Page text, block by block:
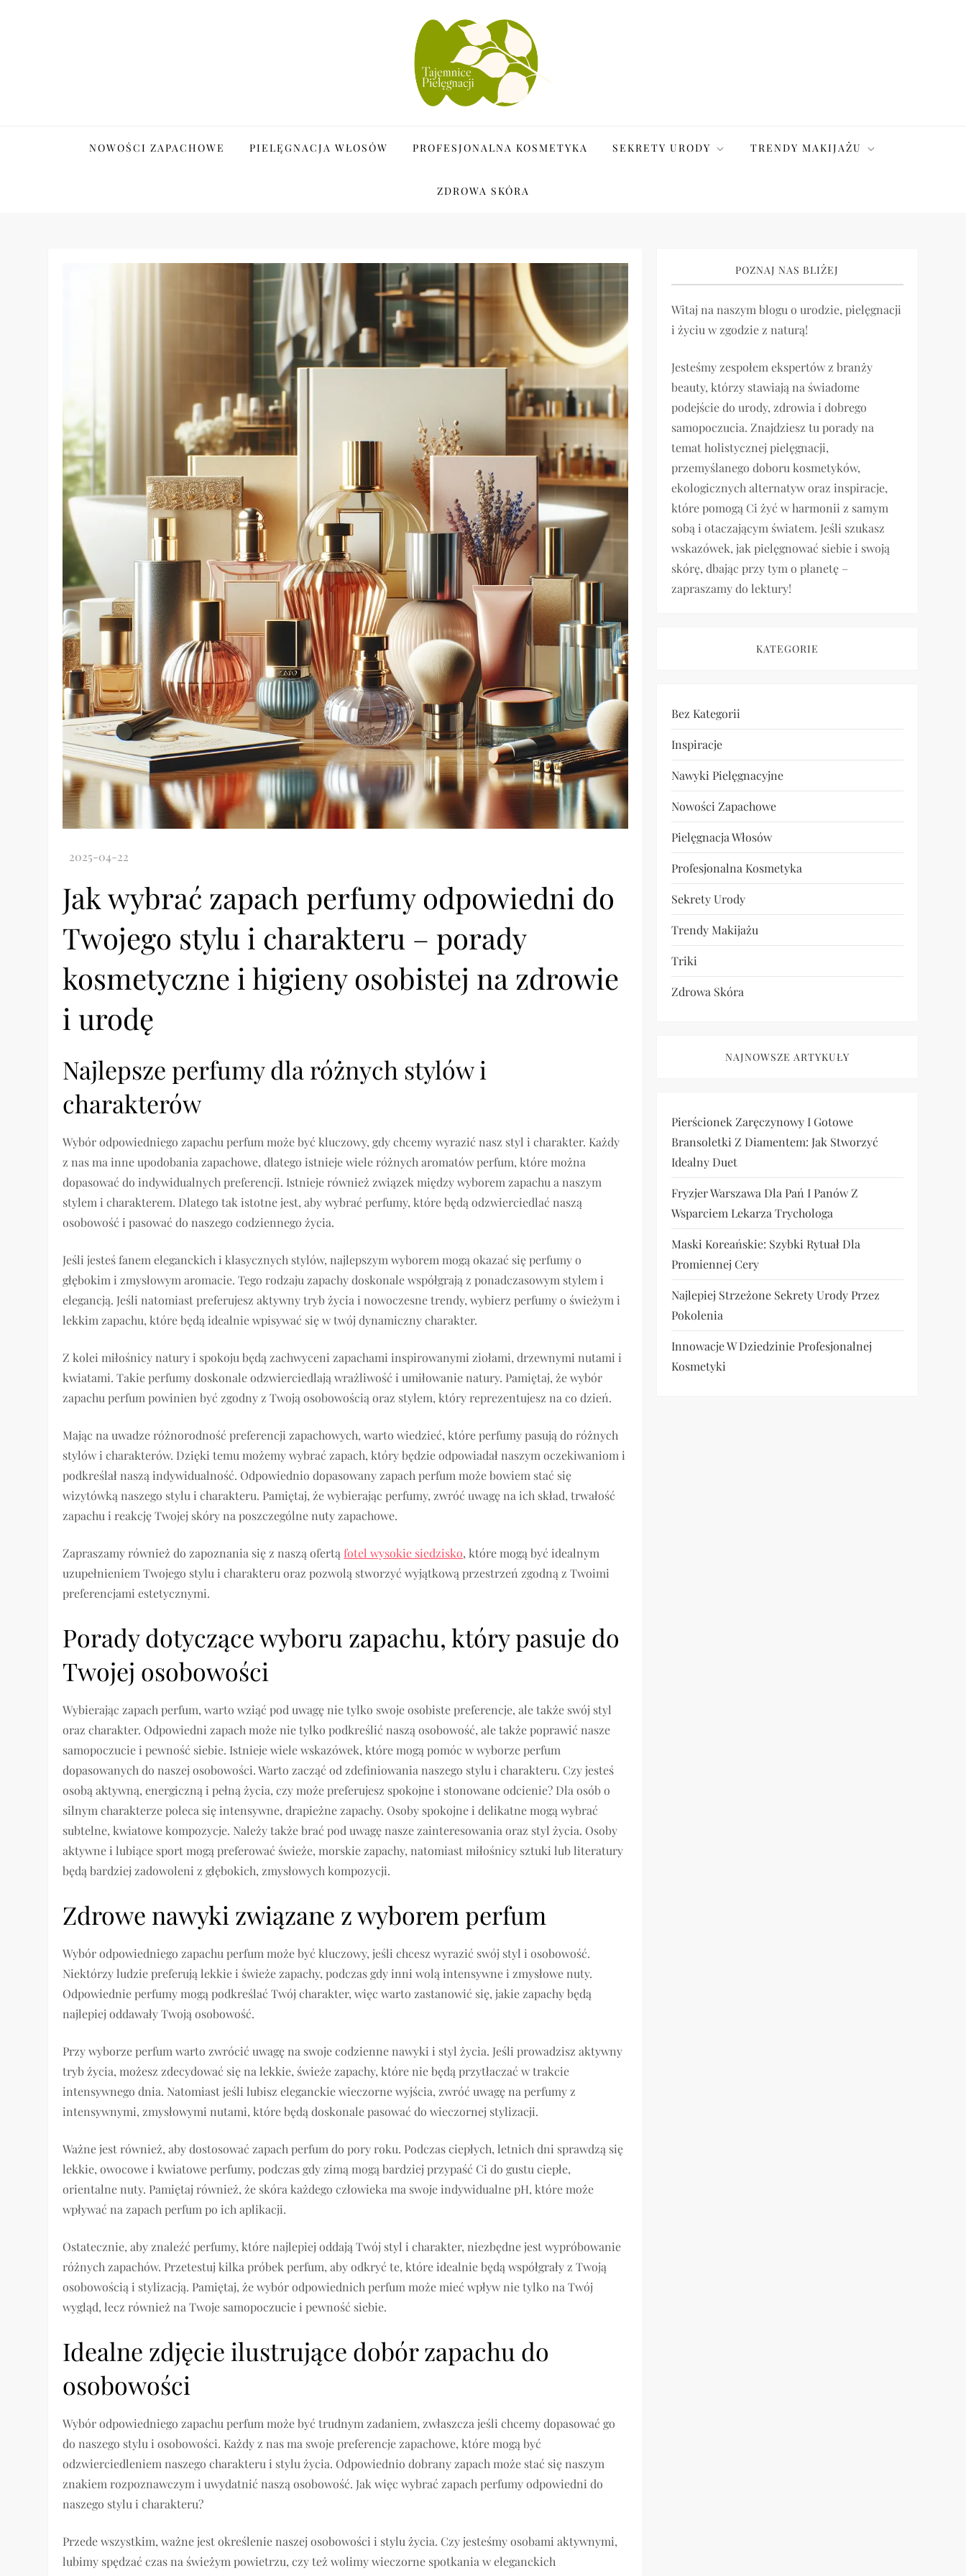
NOWOŚCI ZAPACHOWE PIELĘGNACJA WŁOSÓW PROFESJONALNA KOSMETYKA SEKRETY URODY TRENDY MAKIJAŻU
ZDROWA SKÓRA
Jak wybrać zapach perfumy odpowiedni do
Twojego stylu i charakteru – porady
kosmetyczne i higieny osobistej na zdrowie
i urodę
Najlepsze perfumy dla różnych stylów i
charakterów
Wybór odpowiedniego zapachu perfum może być kluczowy, gdy chcemy wyrazić nasz styl i charakter. Każdy
z nas ma inne upodobania zapachowe, dlatego istnieje wiele różnych aromatów perfum, które można
dopasować do indywidualnych preferencji. Istnieje również związek między wyborem zapachu a naszym
stylem i charakterem. Dlatego tak istotne jest, aby wybrać perfumy, które będą odzwierciedlać naszą
osobowość i pasować do naszego codziennego życia.
Jeśli jesteś fanem eleganckich i klasycznych stylów, najlepszym wyborem mogą okazać się perfumy o
głębokim i zmysłowym aromacie. Tego rodzaju zapachy doskonale współgrają z ponadczasowym stylem i
elegancją. Jeśli natomiast preferujesz aktywny tryb życia i nowoczesne trendy, wybierz perfumy o świeżym i
lekkim zapachu, które będą idealnie wpisywać się w twój dynamiczny charakter.
Z kolei miłośnicy natury i spokoju będą zachwyceni zapachami inspirowanymi ziołami, drzewnymi nutami i
kwiatami. Takie perfumy doskonale odzwierciedlają wrażliwość i umiłowanie natury. Pamiętaj, że wybór
zapachu perfum powinien być zgodny z Twoją osobowością oraz stylem, który reprezentujesz na co dzień.
Mając na uwadze różnorodność preferencji zapachowych, warto wiedzieć, które perfumy pasują do różnych
stylów i charakterów. Dzięki temu możemy wybrać zapach, który będzie odpowiadał naszym oczekiwaniom i
podkreślał naszą indywidualność. Odpowiednio dopasowany zapach perfum może bowiem stać się
wizytówką naszego stylu i charakteru. Pamiętaj, że wybierając perfumy, zwróć uwagę na ich skład, trwałość
zapachu i reakcję Twojej skóry na poszczególne nuty zapachowe.
Zapraszamy również do zapoznania się z naszą ofertą fotel wysokie siedzisko, które mogą być idealnym
uzupełnieniem Twojego stylu i charakteru oraz pozwolą stworzyć wyjątkową przestrzeń zgodną z Twoimi
preferencjami estetycznymi.
Porady dotyczące wyboru zapachu, który pasuje do
Twojej osobowości
Wybierając zapach perfum, warto wziąć pod uwagę nie tylko swoje osobiste preferencje, ale także swój styl
oraz charakter. Odpowiedni zapach może nie tylko podkreślić naszą osobowość, ale także poprawić nasze
samopoczucie i pewność siebie. Istnieje wiele wskazówek, które mogą pomóc w wyborze perfum
dopasowanych do naszej osobowości. Warto zacząć od zdefiniowania naszego stylu i charakteru. Czy jesteś
osobą aktywną, energiczną i pełną życia, czy może preferujesz spokojne i stonowane odcienie? Dla osób o
silnym charakterze poleca się intensywne, drapieżne zapachy. Osoby spokojne i delikatne mogą wybrać
subtelne, kwiatowe kompozycje. Należy także brać pod uwagę nasze zainteresowania oraz styl życia. Osoby
aktywne i lubiące sport mogą preferować świeże, morskie zapachy, natomiast miłośnicy sztuki lub literatury
będą bardziej zadowoleni z głębokich, zmysłowych kompozycji.
Zdrowe nawyki związane z wyborem perfum
Wybór odpowiedniego zapachu perfum może być kluczowy, jeśli chcesz wyrazić swój styl i osobowość.
Niektórzy ludzie preferują lekkie i świeże zapachy, podczas gdy inni wolą intensywne i zmysłowe nuty.
Odpowiednie perfumy mogą podkreślać Twój charakter, więc warto zastanowić się, jakie zapachy będą
najlepiej oddawały Twoją osobowość.
Przy wyborze perfum warto zwrócić uwagę na swoje codzienne nawyki i styl życia. Jeśli prowadzisz aktywny
tryb życia, możesz zdecydować się na lekkie, świeże zapachy, które nie będą przytłaczać w trakcie
intensywnego dnia. Natomiast jeśli lubisz eleganckie wieczorne wyjścia, zwróć uwagę na perfumy z
intensywnymi, zmysłowymi nutami, które będą doskonale pasować do wieczornej stylizacji.
Ważne jest również, aby dostosować zapach perfum do pory roku. Podczas ciepłych, letnich dni sprawdzą się
lekkie, owocowe i kwiatowe perfumy, podczas gdy zimą mogą bardziej przypaść Ci do gustu ciepłe,
orientalne nuty. Pamiętaj również, że skóra każdego człowieka ma swoje indywidualne pH, które może
wpływać na zapach perfum po ich aplikacji.
Ostatecznie, aby znaleźć perfumy, które najlepiej oddają Twój styl i charakter, niezbędne jest wypróbowanie
różnych zapachów. Przetestuj kilka próbek perfum, aby odkryć te, które idealnie będą współgrały z Twoją
osobowością i stylizacją. Pamiętaj, że wybór odpowiednich perfum może mieć wpływ nie tylko na Twój
wygląd, lecz również na Twoje samopoczucie i pewność siebie.
Idealne zdjęcie ilustrujące dobór zapachu do
osobowości
Wybór odpowiedniego zapachu perfum może być trudnym zadaniem, zwłaszcza jeśli chcemy dopasować go
do naszego stylu i osobowości. Każdy z nas ma swoje preferencje zapachowe, które mogą być
odzwierciedleniem naszego charakteru i stylu życia. Odpowiednio dobrany zapach może stać się naszym
znakiem rozpoznawczym i uwydatnić naszą osobowość. Jak więc wybrać zapach perfumy odpowiedni do
naszego stylu i charakteru?
Przede wszystkim, ważne jest określenie naszej osobowości i stylu życia. Czy jesteśmy osobami aktywnymi,
lubimy spędzać czas na świeżym powietrzu, czy też wolimy wieczorne spotkania w eleganckich
POZNAJ NAS BLIŻEJ
Witaj na naszym blogu o urodzie, pielęgnacji
i życiu w zgodzie z naturą!
Jesteśmy zespołem ekspertów z branży
beauty, którzy stawiają na świadome
podejście do urody, zdrowia i dobrego
samopoczucia. Znajdziesz tu porady na
temat holistycznej pielęgnacji,
przemyślanego doboru kosmetyków,
ekologicznych alternatyw oraz inspiracje,
które pomogą Ci żyć w harmonii z samym
sobą i otaczającym światem. Jeśli szukasz
wskazówek, jak pielęgnować siebie i swoją
skórę, dbając przy tym o planetę –
zapraszamy do lektury!
KATEGORIE
Bez Kategorii
Inspiracje
Nawyki Pielęgnacyjne
Nowości Zapachowe
Pielęgnacja Włosów
Profesjonalna Kosmetyka
Sekrety Urody
Trendy Makijażu
Triki
Zdrowa Skóra
NAJNOWSZE ARTYKUŁY
Pierścionek Zaręczynowy I Gotowe
Bransoletki Z Diamentem: Jak Stworzyć
Idealny Duet
Fryzjer Warszawa Dla Pań I Panów Z
Wsparciem Lekarza Trychologa
Maski Koreańskie: Szybki Rytuał Dla
Promiennej Cery
Najlepiej Strzeżone Sekrety Urody Przez
Pokolenia
Innowacje W Dziedzinie Profesjonalnej
Kosmetyki